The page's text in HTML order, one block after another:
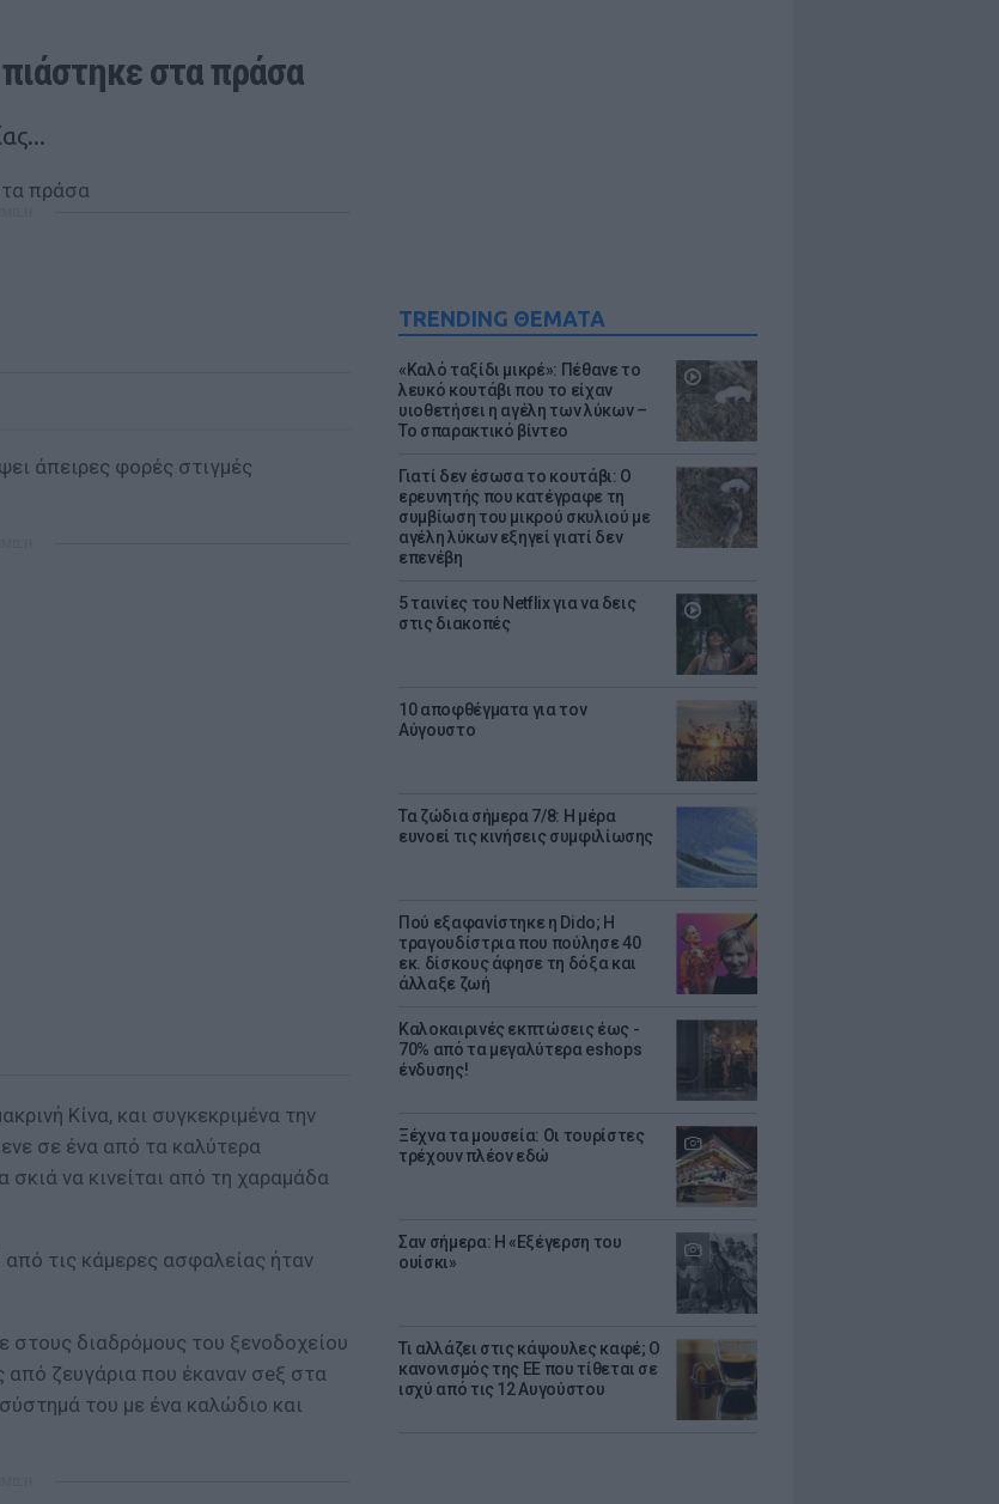
TRENDING ΘΕΜΑΤΑ
«Καλό ταξίδι μικρέ»: Πέθανε το
λευκό κουτάβι που το είχαν
υιοθετήσει η αγέλη των λύκων –
Το σπαρακτικό βίντεο
Γιατί δεν έσωσα το κουτάβι: Ο
ερευνητής που κατέγραφε τη
συμβίωση του μικρού σκυλιού με
αγέλη λύκων εξηγεί γιατί δεν
επενέβη
5 ταινίες του Netflix για να δεις
στις διακοπές
10 αποφθέγματα για τον
Αύγουστο
Τα ζώδια σήμερα 7/8: Η μέρα
ευνοεί τις κινήσεις συμφιλίωσης
Πού εξαφανίστηκε η Dido; Η
τραγουδίστρια που πούλησε 40
εκ. δίσκους άφησε τη δόξα και
άλλαξε ζωή
Καλοκαιρινές εκπτώσεις έως -
70% από τα μεγαλύτερα eshops
ένδυσης!
Ξέχνα τα μουσεία: Οι τουρίστες
τρέχουν πλέον εδώ
Σαν σήμερα: Η «Εξέγερση του
ουίσκι»
Τι αλλάζει στις κάψουλες καφέ; Ο
κανονισμός της ΕΕ που τίθεται σε
ισχύ από τις 12 Αυγούστου
στα πράσα
άπειρες φορές στιγμές
Κίνα, και συγκεκριμένα την
σε ένα από τα καλύτερα
σκιά να κινείται από τη χαραμάδα
από τις κάμερες ασφαλείας ήταν
στους διαδρόμους του ξενοδοχείου
ζευγάρια που έκαναν σeξ στα
του με ένα καλώδιο και